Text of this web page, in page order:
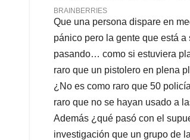
Que una persona dispare en
pánico pero la gente que está
pasando… como si estuviera
raro que un pistolero en plena
¿No es como raro que 50
raro que no se hayan usado a
Además ¿qué pasó con el
investigación que un grupo de